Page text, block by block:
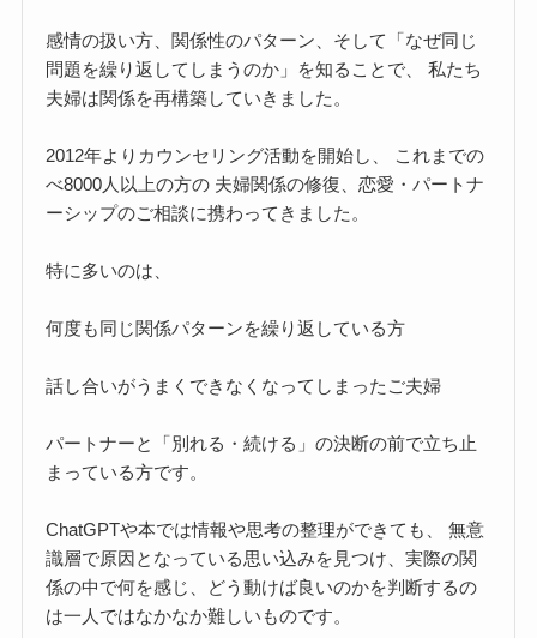
感情の扱い方、関係性のパターン、そして「なぜ同じ
問題を繰り返してしまうのか」を知ることで、 私たち
夫婦は関係を再構築していきました。
2012年よりカウンセリング活動を開始し、 これまでの
べ8000人以上の方の 夫婦関係の修復、恋愛・パートナ
ーシップのご相談に携わってきました。
特に多いのは、
何度も同じ関係パターンを繰り返している方
話し合いがうまくできなくなってしまったご夫婦
パートナーと「別れる・続ける」の決断の前で立ち止
まっている方です。
ChatGPTや本では情報や思考の整理ができても、 無意
識層で原因となっている思い込みを見つけ、実際の関
係の中で何を感じ、どう動けば良いのかを判断するの
は一人ではなかなか難しいものです。